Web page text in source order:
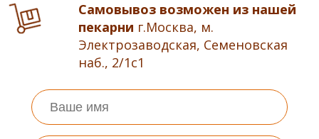
Самовывоз возможен из нашей
пекарни г.Москва, м.
Электрозаводская, Семеновская
наб., 2/1с1